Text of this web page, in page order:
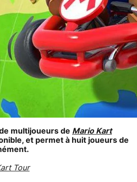
multijoueurs de Mario Kart
et permet à huit joueurs de
Tour